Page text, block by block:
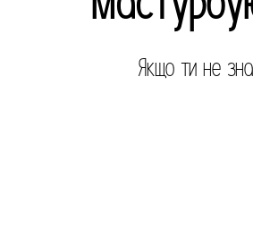
Якщо ти не